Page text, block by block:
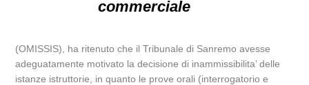
commerciale
(OMISSIS), ha ritenuto che il Tribunale di Sanremo avesse
adeguatamente motivato la decisione di inammissibilita’ delle
istanze istruttorie, in quanto le prove orali (interrogatorio e